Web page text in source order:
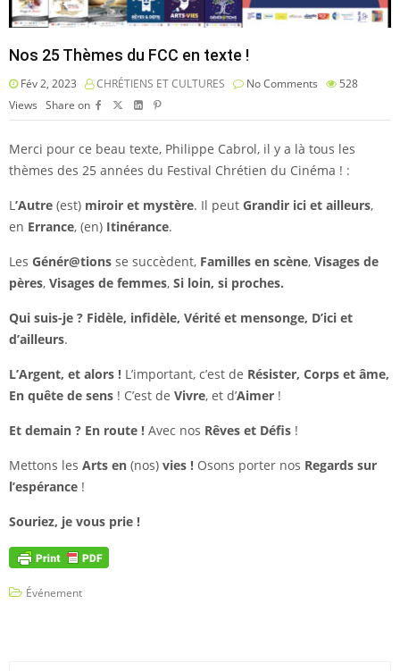
Nos 25 Thèmes du FCC en texte !
Fév 2, 2023 CHRÉTIENS ET CULTURES No Comments
528
Views Share on
Merci pour ce beau texte, Philippe Cabrol, il y a là tous les
thèmes des 25 années du Festival Chrétien du Cinéma ! :
L’Autre (est) miroir et mystère. Il peut Grandir ici et ailleurs,
en Errance, (en) Itinérance.
Les Génér@tions se succèdent, Familles en scène, Visages de
pères, Visages de femmes, Si loin, si proches.
Qui suis-je ? Fidèle, infidèle, Vérité et mensonge, D’ici et
d’ailleurs.
L’Argent, et alors ! L’important, c’est de Résister, Corps et âme,
En quête de sens ! C’est de Vivre, et d’Aimer !
Et demain ? En route ! Avec nos Rêves et Défis !
Mettons les Arts en (nos) vies ! Osons porter nos Regards sur
l’espérance !
Souriez, je vous prie !
Événement